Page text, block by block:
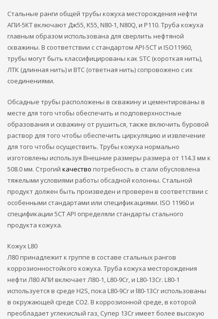
Стальные ранги общей трубы кожуха месторождения нефти
АПИ-5КТ включают Дж55, K55, N80-1, N80Q, и P110. Труба кожуха
главным образом использована для сверлить нефтяной
скважины. В соответствии с стандартом API-5CT и ISO11960,
трубы могут быть классифицированы как STC (короткая нить),
ЛТК (длинная нить) и BTC (ответная нить) сопровожено с их
соединениями.
Обсадные трубы расположены в скважину и цементированы в
месте для того чтобы обеспечить и подповерхностные
образования и скважину от рушиться, также включить буровой
раствор для того чтобы обеспечить циркуляцию и извлечение
для того чтобы осуществить. Трубы кожуха нормально
изготовлены используя Внешние размеры размера от 114.3 мм к
508.0 мм. Строгий качество потребность в стали обусловлена ​​
тяжелыми условиями работы обсадной колонны. Стальной
продукт должен быть произведен и проверен в соответствии с
особенными стандартами или спецификациями. ISO 11960 и
спецификации 5CT API определяли стандарты стального
продукта кожуха.
Кожух L80
Л80 принадлежит к группе в составе стальных рангов
коррозионностойкого кожуха. Труба кожуха месторождения
нефти Л80 АПИ включает Л80-1, L80-9Cr, и L80-13Cr. L80-1
используется в среде H2S, пока L80-9Cr и l80-13Cr использованы
в окружающей среде СО2. В коррозионной среде, в которой
преобладает углекислый газ, Супер 13Cr имеет более высокую